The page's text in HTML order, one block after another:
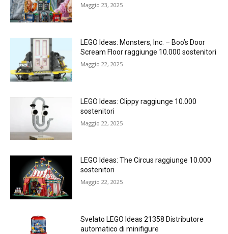
Maggio 23, 2025
LEGO Ideas: Monsters, Inc. – Boo’s Door
Scream Floor raggiunge 10.000 sostenitori
Maggio 22, 2025
LEGO Ideas: Clippy raggiunge 10.000
sostenitori
Maggio 22, 2025
LEGO Ideas: The Circus raggiunge 10.000
sostenitori
Maggio 22, 2025
Svelato LEGO Ideas 21358 Distributore
automatico di minifigure